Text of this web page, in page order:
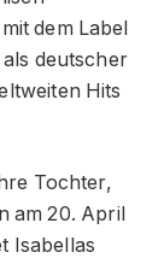
dem Label
deutscher
Hits
Tochter,
am 20. April
Isabellas